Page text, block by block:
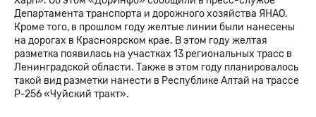
Департамента транспорта и дорожного хозяйства ЯНАО.
Кроме того, в прошлом году желтые линии были нанесены
на дорогах в Красноярском крае. В этом году желтая
разметка появилась на участках 13 региональных трасс в
Ленинградской области. Также в этом году планировалось
такой вид разметки нанести в Республике Алтай на трассе
Р-256 «Чуйский тракт».